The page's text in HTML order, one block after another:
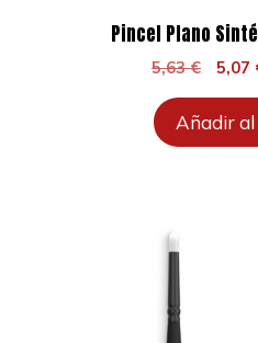
Pincel Plano
5,63€
El
era:
5,07
Añadir